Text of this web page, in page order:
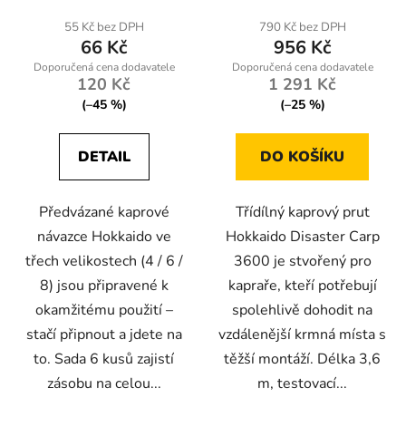
55 Kč bez DPH
66 Kč
120 Kč
(–45 %)
DETAIL
Předvázané kaprové
návazce Hokkaido ve
třech velikostech (4 / 6 /
8) jsou připravené k
okamžitému použití –
stačí připnout a jdete na
to. Sada 6 kusů zajistí
zásobu na celou...
790 Kč bez DPH
956 Kč
1 291 Kč
(–25 %)
DO KOŠÍKU
Třídílný kaprový prut
Hokkaido Disaster Carp
3600 je stvořený pro
kapraře, kteří potřebují
spolehlivě dohodit na
vzdálenější krmná místa s
těžší montáží. Délka 3,6
m, testovací...